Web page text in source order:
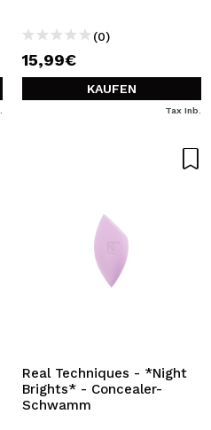
(0)
15,99€
KAUFEN
Tax Inb.
Real Techniques - *Night
Brights* - Concealer-
Schwamm